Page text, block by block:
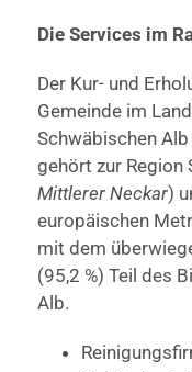
Die Services im
Der Kur- und
Gemeinde im
Schwäbischen
gehört zur
Mittlerer Neckar)
europäischen
mit dem
(95,2 %) Teil des
Alb.